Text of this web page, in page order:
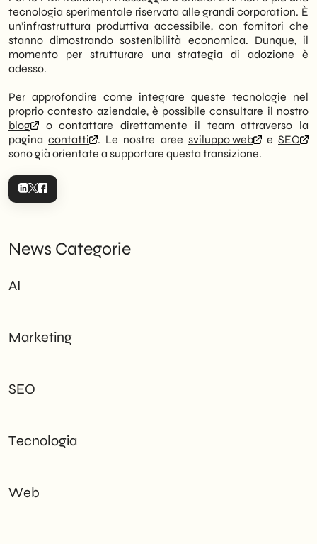
tecnologia sperimentale riservata alle grandi corporation. È
un’infrastruttura produttiva accessibile, con fornitori che
stanno dimostrando sostenibilità economica. Dunque, il
momento per strutturare una strategia di adozione è
adesso.
Per approfondire come integrare queste tecnologie nel
proprio contesto aziendale, è possibile consultare il nostro
blog
o contattare direttamente il team attraverso la
paginacontatti . Le nostre aree sviluppo web eSEO
sono già orientate a supportare questa transizione.
News Categorie
AI
Marketing
SEO
Tecnologia
Web